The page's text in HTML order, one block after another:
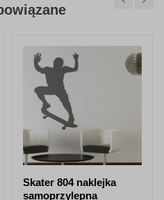
Skater 804 naklejka
samoprzylepna